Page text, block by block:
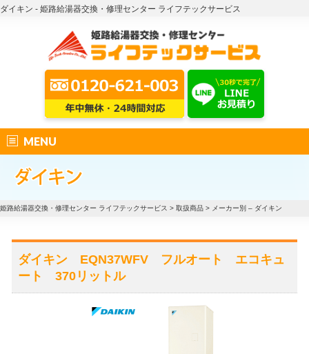
ダイキン - 姫路給湯器交換・修理センター ライフテックサービス
MENU
姫路給湯器交換・修理センター ライフテックサービス > 取扱商品 > メーカー別 – ダイキン
ダイキン EQN37WFV フルオート エコキュ
ート 370リットル